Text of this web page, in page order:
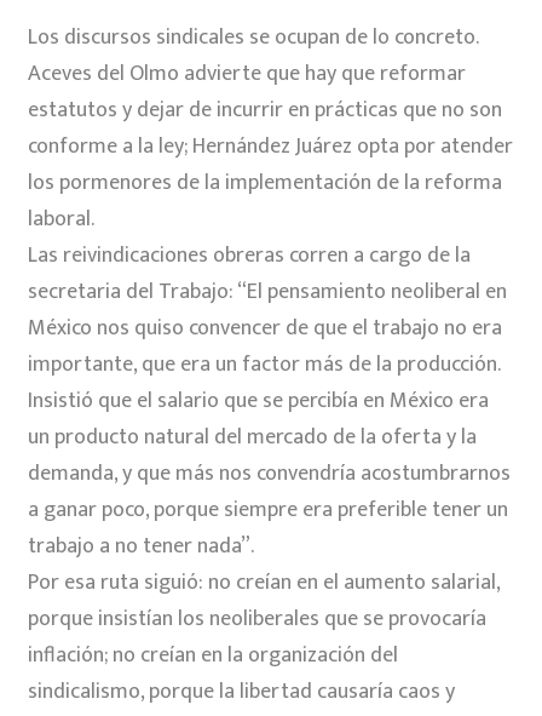
Los discursos sindicales se ocupan de lo concreto.
Aceves del Olmo advierte que hay que reformar
estatutos y dejar de incurrir en prácticas que no son
conforme a la ley; Hernández Juárez opta por atender
los pormenores de la implementación de la reforma
laboral.
Las reivindicaciones obreras corren a cargo de la
secretaria del Trabajo: “El pensamiento neoliberal en
México nos quiso convencer de que el trabajo no era
importante, que era un factor más de la producción.
Insistió que el salario que se percibía en México era
un producto natural del mercado de la oferta y la
demanda, y que más nos convendría acostumbrarnos
a ganar poco, porque siempre era preferible tener un
trabajo a no tener nada”.
Por esa ruta siguió: no creían en el aumento salarial,
porque insistían los neoliberales que se provocaría
inflación; no creían en la organización del
sindicalismo, porque la libertad causaría caos y